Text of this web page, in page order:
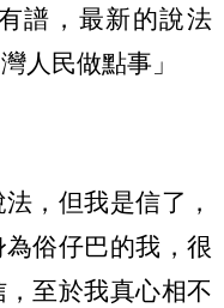
譜，最新的說法
人民做點事」
，但我是信了，
俗仔巴的我，很
至於我真心相不